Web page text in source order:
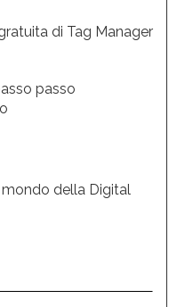
di Tag Manager
passo
mondo della Digital